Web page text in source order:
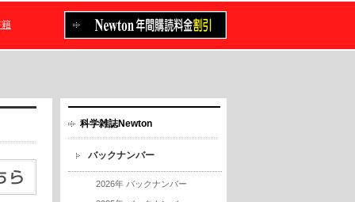
科学雑誌Newton
バックナンバー
2026年 バックナンバー